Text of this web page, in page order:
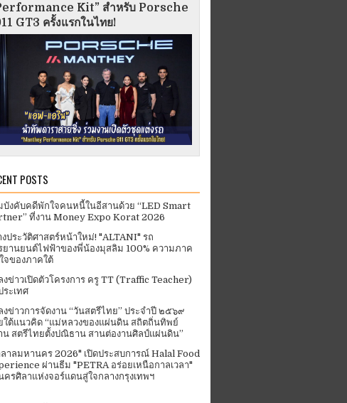
Kit” สำหรับ Porsche
GT3 ครั้งแรกในไทย!
POSTS
บังคับคดีพักใจคนหนี้ในอีสานด้วย “LED Smart
ที่งาน Money Expo Korat 2026
งประวัติศาสตร์หน้าใหม่! "ALTANI" รถ
ยานยนต์ไฟฟ้าของพี่น้องมุสลิม 100% ความภาค
จของภาคใต้
งข่าวเปิดตัวโครงการ ครู TT (Traffic Teacher)
ระเทศ​
งข่าวการจัดงาน “วันสตรีไทย” ประจําปี ๒๕๖๙
ใต้แนวคิด “แม่หลวงของแผ่นดิน สถิตถิ่นทิพย์
น สตรีไทยตั้งปณิธาน สานต่องานศิลป์แผ่นดิน”
าลมหานคร 2026" เปิดประสบการณ์ Halal Food
ผ่านธีม "PETRA อร่อยเหนือกาลเวลา"
ครศิลาแห่งจอร์แดนสู่ใจกลางกรุงเทพฯ